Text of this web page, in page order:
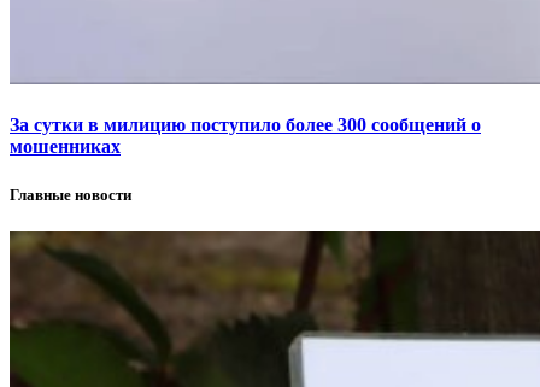
За сутки в милицию поступило более 300 сообщений о
мошенниках
Главные новости